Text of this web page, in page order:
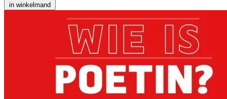
in winkelmand